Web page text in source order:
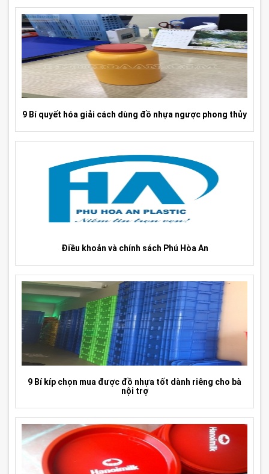
9 Bí quyết hóa giải cách dùng đồ nhựa ngược phong thủy
Điều khoản và chính sách Phú Hòa An
9 Bí kíp chọn mua được đồ nhựa tốt dành riêng cho bà
nội trợ